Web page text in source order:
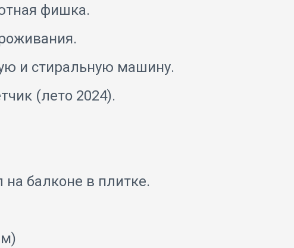
фишка.
и стиральную машину.
(лето 2024).
балконе в плитке.